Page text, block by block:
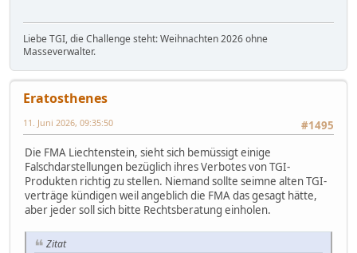
Liebe TGI, die Challenge steht: Weihnachten 2026 ohne
Masseverwalter.
Eratosthenes
#1495
11. Juni 2026, 09:35:50
Die FMA Liechtenstein, sieht sich bemüssigt einige
Falschdarstellungen bezüglich ihres Verbotes von TGI-
Produkten richtig zu stellen. Niemand sollte seimne alten TGI-
verträge kündigen weil angeblich die FMA das gesagt hätte,
aber jeder soll sich bitte Rechtsberatung einholen.
Zitat